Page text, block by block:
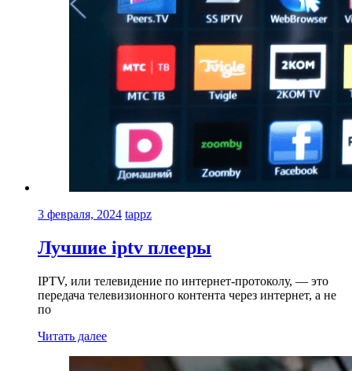
3 февраля, 2024 tappz
Лучшие iptv плееры
IPTV, или телевидение по интернет-протоколу, — это
передача телевизионного контента через интернет, а не
по
Читать далее